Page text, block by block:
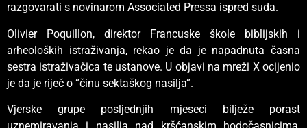
razgovarati s novinarom Associated Pressa ispred suda.
Olivier Poquillon, direktor Francuske škole biblijskih i
arheoloških istraživanja, rekao je da je napadnuta časna
sestra istraživačica te ustanove. U objavi na mreži X ocijenio
je da je riječ o “činu sektaškog nasilja”.
Vjerske grupe posljednjih mjeseci bilježe porast